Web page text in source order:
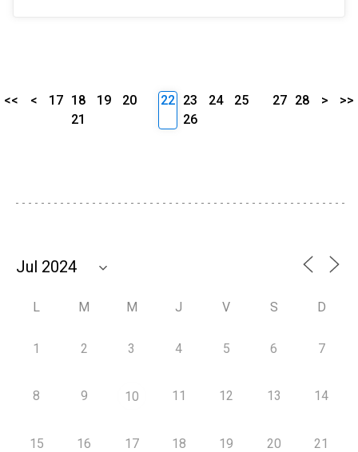
<< < 17 18 19
20
21
22 23 24
25
26
27 28 > >>
L M M J V S D
1 2 3 4 5 6 7
8 9 10 11 12 13 14
15 16 17 18 19 20 21